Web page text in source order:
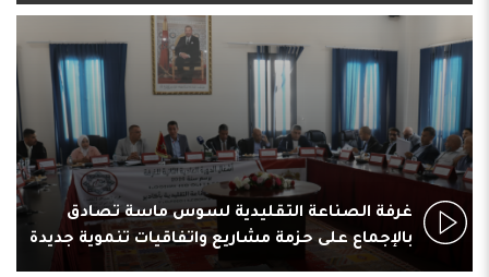
غرفة الصناعة التقليدية لسوس ماسة تصادق
بالإجماع على حزمة مشاريع واتفاقيات تنموية جديدة